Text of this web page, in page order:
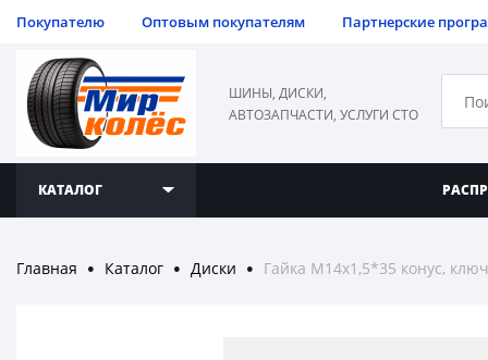
Покупателю Оптовым покупателям Партнерские
ШИНЫ, ДИСКИ,
АВТОЗАПЧАСТИ, УСЛУГИ СТО
КАТАЛОГ
Главная ● Каталог ● Диски ● Гайка M14x1,5*35 конус,